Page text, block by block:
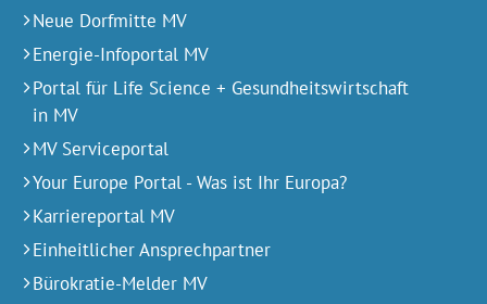
Neue Dorfmitte MV
Energie-Infoportal MV
Portal für Life Science + Gesundheitswirtschaft
in MV
MV Serviceportal
Your Europe Portal - Was ist Ihr Europa?
Karriereportal MV
Einheitlicher Ansprechpartner
Bürokratie-Melder MV